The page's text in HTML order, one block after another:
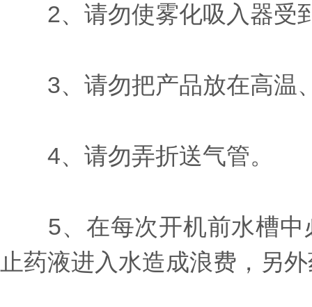
2、请勿使雾化吸入器受
3、请勿把产品放在高温
4、请勿弄折送气管。
5、在每次开机前水槽中
止药液进入水造成浪费，另